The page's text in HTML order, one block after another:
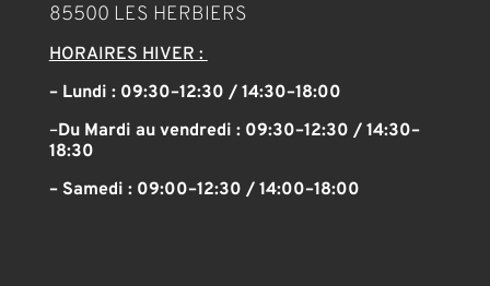
85500 LES HERBIERS
HORAIRES HIVER :
– Lundi : 09:30–12:30 / 14:30–18:00
–Du Mardi au vendredi : 09:30–12:30 / 14:30–
18:30
– Samedi : 09:00–12:30 / 14:00–18:00